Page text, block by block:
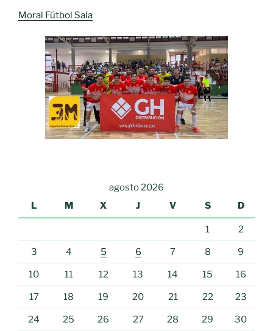
Moral Fútbol Sala
agosto 2026
L
M X J V S D
1 2
3 4 5 6 7 8 9
10 11 12 13 14 15 16
17 18 19 20 21 22 23
24 25 26 27 28 29 30